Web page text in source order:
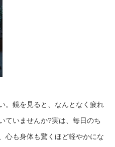
。鏡を見ると、なんとなく疲れ
ていませんか?実は、毎日のち
心も身体も驚くほど軽やかにな